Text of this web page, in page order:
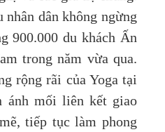
dân không ngừng
900.000 du khách Ấn
trong năm vừa qua.
rộng rãi của Yoga tại
ánh mối liên kết giao
tiếp tục làm phong